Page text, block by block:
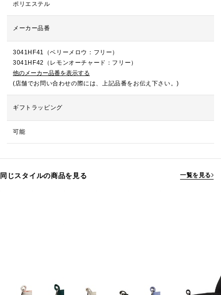
ポリエステル
メーカー品番
3041HF41（ベリーメロウ：フリー）
3041HF42（レモンオーチャード：フリー）
他のメーカー品番を表示する
(店舗でお問い合わせの際には、上記品番をお伝え下さい。)
ギフトラッピング
可能
同じスタイルの商品を見る 一覧を見る